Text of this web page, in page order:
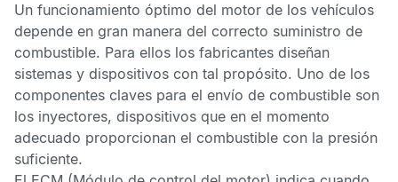
Un funcionamiento óptimo del motor de los vehículos
depende en gran manera del correcto suministro de
combustible. Para ellos los fabricantes diseñan
sistemas y dispositivos con tal propósito. Uno de los
componentes claves para el envío de combustible son
los inyectores, dispositivos que en el momento
adecuado proporcionan el combustible con la presión
suficiente.